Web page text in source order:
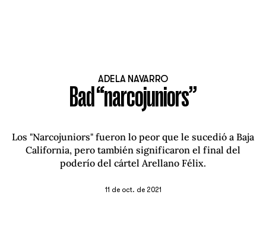
ADELA NAVARRO
Bad “narcojuniors”
Los "Narcojuniors" fueron lo peor que le sucedió a Baja
California, pero también significaron el final del
poderío del cártel Arellano Félix.
11 de oct. de 2021